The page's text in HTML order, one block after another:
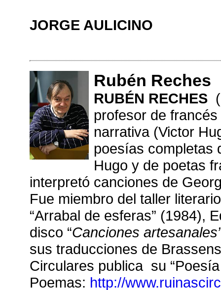
JORGE AULICINO
Rubén Reches
RUBÉN RECHES
profesor de
narrativa (Victor
poesías completas
Hugo y de poetas
interpretó canciones de
Fue miembro del taller
“Arrabal de esferas” (1984),
disco “Canciones
sus traducciones de Brassens
Circulares publica su
Poemas: http://